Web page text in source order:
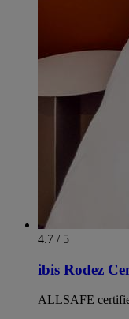
4.7 / 5
ibis Rodez
ALLSAFE